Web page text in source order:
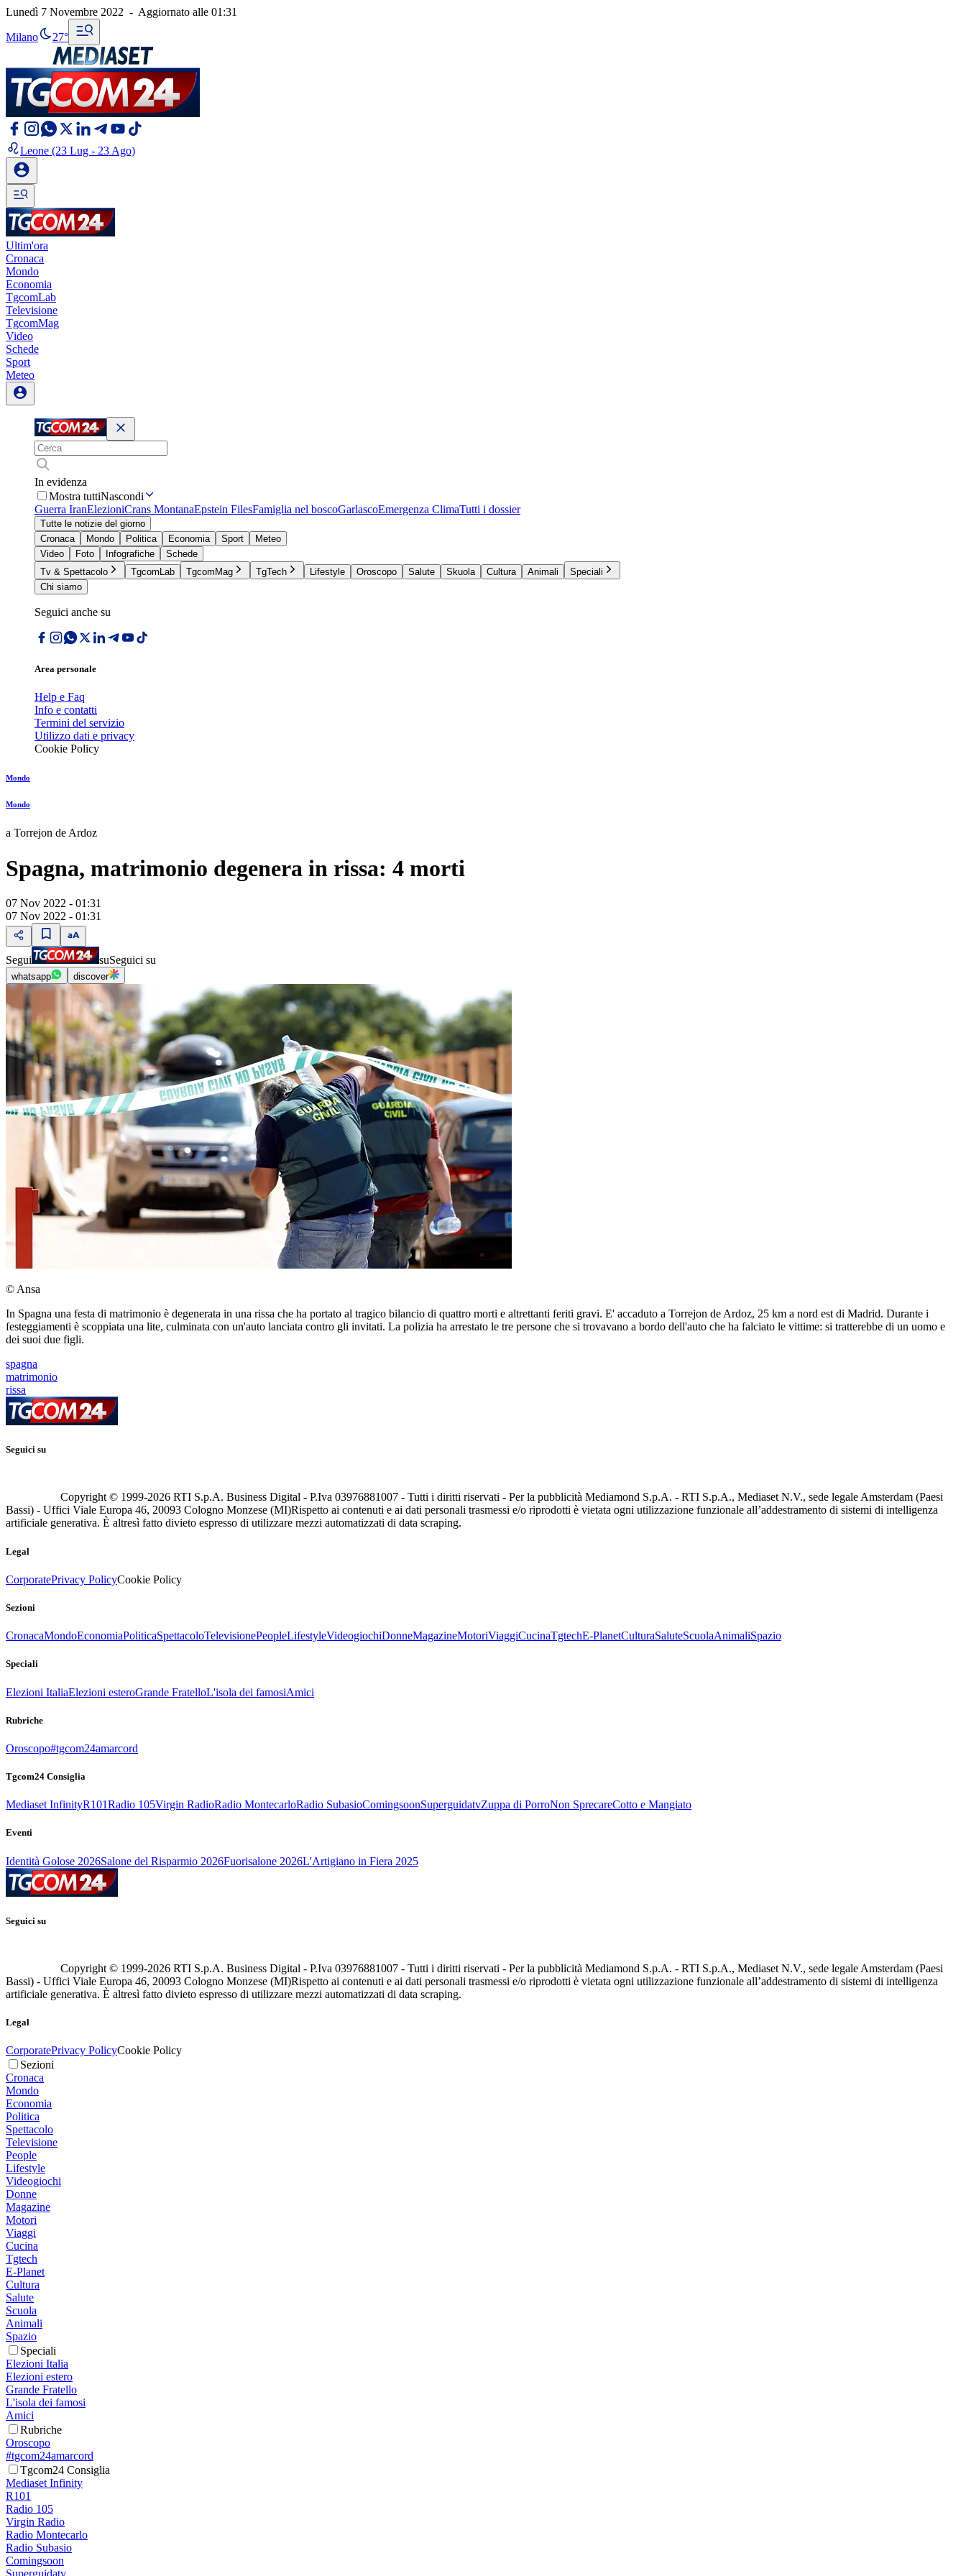
Lunedì 7 Novembre 2022 - Aggiornato alle 01:31
Milano 27°
Leone (23 Lug - 23 Ago)
Ultim'ora
Cronaca
Mondo
Economia
TgcomLab
Televisione
TgcomMag
Video
Schede
Sport
Meteo
In evidenza
Mostra tuttiNascondi
Guerra IranElezioniCrans MontanaEpstein FilesFamiglia nel boscoGarlascoEmergenza ClimaTutti i dossier
Tutte le notizie del giorno
Cronaca
Mondo Politica Economia Sport
Meteo
Video
Foto Infografiche
Schede
Tv & Spettacolo
TgcomLab TgcomMag TgTech Lifestyle Oroscopo Salute Skuola Cultura Animali
Speciali
Chi siamo
Seguici anche su
Area personale
Help e Faq
Info e contatti
Termini del servizio
Utilizzo dati e privacy
Cookie Policy
Mondo
Mondo
a Torrejon de Ardoz
Spagna, matrimonio degenera in rissa: 4 morti
07 Nov 2022 - 01:31
07 Nov 2022 - 01:31
Segui suSeguici su
whatsapp discover
© Ansa
In Spagna una festa di matrimonio è degenerata in una rissa che ha portato al tragico bilancio di quattro morti e altrettanti feriti gravi. E' accaduto a Torrejon de Ardoz, 25 km a nord est di Madrid. Durante i
festeggiamenti è scoppiata una lite, culminata con un'auto lanciata contro gli invitati. La polizia ha arrestato le tre persone che si trovavano a bordo dell'auto che ha falciato le vittime: si tratterebbe di un uomo e
dei suoi due figli.
spagna
matrimonio
rissa
Seguici su
Copyright © 1999-2026 RTI S.p.A. Business Digital - P.Iva 03976881007 - Tutti i diritti riservati - Per la pubblicità Mediamond S.p.A. - RTI S.p.A., Mediaset N.V., sede legale Amsterdam (Paesi
Bassi) - Uffici Viale Europa 46, 20093 Cologno Monzese (MI)Rispetto ai contenuti e ai dati personali trasmessi e/o riprodotti è vietata ogni utilizzazione funzionale all’addestramento di sistemi di intelligenza
artificiale generativa. È altresì fatto divieto espresso di utilizzare mezzi automatizzati di data scraping.
Legal
CorporatePrivacy PolicyCookie Policy
Sezioni
CronacaMondoEconomiaPoliticaSpettacoloTelevisionePeopleLifestyleVideogiochiDonneMagazineMotoriViaggiCucinaTgtechE-PlanetCulturaSaluteScuolaAnimaliSpazio
Speciali
Elezioni ItaliaElezioni esteroGrande FratelloL'isola dei famosiAmici
Rubriche
Oroscopo#tgcom24amarcord
Tgcom24 Consiglia
Mediaset InfinityR101Radio 105Virgin RadioRadio MontecarloRadio SubasioComingsoonSuperguidatvZuppa di PorroNon SprecareCotto e Mangiato
Eventi
Identità Golose 2026Salone del Risparmio 2026Fuorisalone 2026L'Artigiano in Fiera 2025
Seguici su
Copyright © 1999-2026 RTI S.p.A. Business Digital - P.Iva 03976881007 - Tutti i diritti riservati - Per la pubblicità Mediamond S.p.A. - RTI S.p.A., Mediaset N.V., sede legale Amsterdam (Paesi
Bassi) - Uffici Viale Europa 46, 20093 Cologno Monzese (MI)Rispetto ai contenuti e ai dati personali trasmessi e/o riprodotti è vietata ogni utilizzazione funzionale all’addestramento di sistemi di intelligenza
artificiale generativa. È altresì fatto divieto espresso di utilizzare mezzi automatizzati di data scraping.
Legal
CorporatePrivacy PolicyCookie Policy
Sezioni
Cronaca
Mondo
Economia
Politica
Spettacolo
Televisione
People
Lifestyle
Videogiochi
Donne
Magazine
Motori
Viaggi
Cucina
Tgtech
E-Planet
Cultura
Salute
Scuola
Animali
Spazio
Speciali
Elezioni Italia
Elezioni estero
Grande Fratello
L'isola dei famosi
Amici
Rubriche
Oroscopo
#tgcom24amarcord
Tgcom24 Consiglia
Mediaset Infinity
R101
Radio 105
Virgin Radio
Radio Montecarlo
Radio Subasio
Comingsoon